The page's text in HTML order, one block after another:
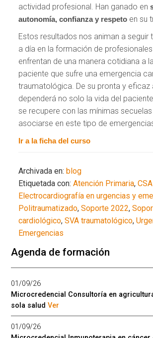
actividad profesional. Han ganado en
autonomía, confianza y respeto en su
Estos resultados nos animan a seguir
a día en la formación de
enfrentan de una manera cotidiana a
paciente que sufre una emergencia
traumatológica. De su pronta y eficaz
dependerá no solo la vida del
se recupere con las mínimas
asociarse en este tipo de
Ir a la ficha del curso
Archivada en: blog
Etiquetada con:Atención Primaria,
Electrocardiografía en urgencias y
Politraumatizado,Soporte 2022,
cardiológico,SVA traumatológico,
Emergencias
Agenda de formación
01/09/26
Microcredencial Consultoría en
sola saludVer
01/09/26